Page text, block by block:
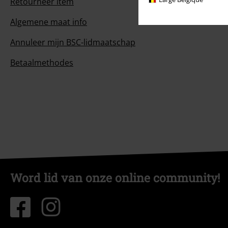
Algemene maat info
Annuleer mijn BSC-lidmaatschap
Betaalmethodes
Word lid van onze online community!